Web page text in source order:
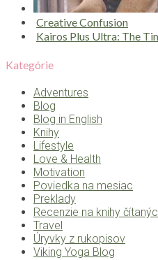
Creative Confusion
Kairos Plus Ultra: The
Kategórie
Adventures
Blog
Blog in English
Knihy
Lifestyle
Love & Health
Motivation
Poviedka na mesiac
Preklady
Recenzie na knihy
Travel
Úryvky z rukopisov
Viking Yoga Blog